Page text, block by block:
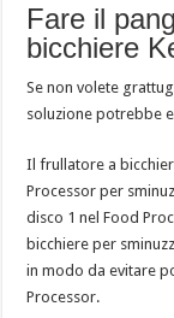
Fare il
bicchiere
Se non volete
soluzione potrebbe
Il frullatore a
Processor per
disco 1 nel Food
bicchiere per
in modo da evitare
Processor.